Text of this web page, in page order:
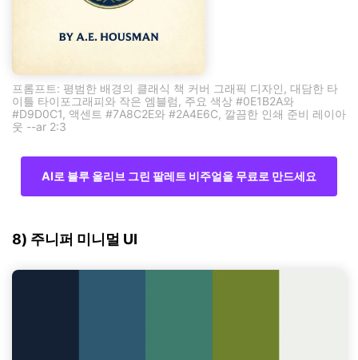
프롬프트: 평범한 배경의 클래식 책 커버 그래픽 디자인, 대담한 타
이틀 타이포그래피와 작은 엠블럼, 주요 색상 #0E1B2A와
#D9D0C1, 액센트 #7A8C2E와 #2A4E6C, 깔끔한 인쇄 준비 레이아
웃 --ar 2:3
AI로 블루 올리브 그린 팔레트 비주얼을 무료로 만드세요
8) 주니퍼 미니멀 UI